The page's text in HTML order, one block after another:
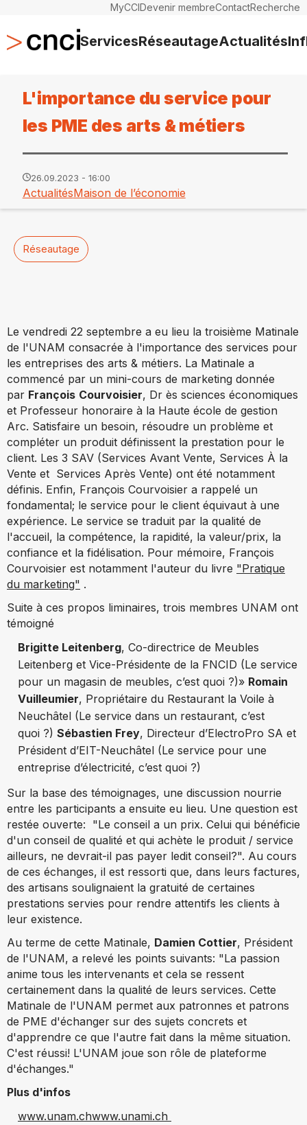
MyCCIDevenir membreContactRecherche
ServicesRéseautageActualités
L'importance du service pour
les PME des arts & métiers
26.09.2023 - 16:00
ActualitésMaison de l’économie
Réseautage
Le vendredi 22 septembre a eu lieu la troisième Matinale
de l'UNAM consacrée à l'importance des services pour
les entreprises des arts & métiers. La Matinale a
commencé par un mini-cours de marketing donnée
par François Courvoisier, Dr ès sciences économiques
et Professeur honoraire à la Haute école de gestion
Arc. Satisfaire un besoin, résoudre un problème et
compléter un produit définissent la prestation pour le
client. Les 3 SAV (Services Avant Vente, Services À la
Vente et Services Après Vente) ont été notamment
définis. Enfin, François Courvoisier a rappelé un
fondamental; le service pour le client équivaut à une
expérience. Le service se traduit par la qualité de
l'accueil, la compétence, la rapidité, la valeur/prix, la
confiance et la fidélisation. Pour mémoire, François
Courvoisier est notamment l'auteur du livre "Pratique
du marketing" .
Suite à ces propos liminaires, trois membres UNAM ont
témoigné
Brigitte Leitenberg, Co-directrice de Meubles
Leitenberg et Vice-Présidente de la FNCID (Le service
pour un magasin de meubles, c’est quoi ?)» Romain
Vuilleumier, Propriétaire du Restaurant la Voile à
Neuchâtel (Le service dans un restaurant, c’est
quoi ?) Sébastien Frey, Directeur d’ElectroPro SA et
Président d’EIT-Neuchâtel (Le service pour une
entreprise d’électricité, c’est quoi ?)
Sur la base des témoignages, une discussion nourrie
entre les participants a ensuite eu lieu. Une question est
restée ouverte: "Le conseil a un prix. Celui qui bénéficie
d'un conseil de qualité et qui achète le produit / service
ailleurs, ne devrait-il pas payer ledit conseil?". Au cours
de ces échanges, il est ressorti que, dans leurs factures,
des artisans soulignaient la gratuité de certaines
prestations servies pour rendre attentifs les clients à
leur existence.
Au terme de cette Matinale, Damien Cottier, Président
de l'UNAM, a relevé les points suivants: "La passion
anime tous les intervenants et cela se ressent
certainement dans la qualité de leurs services. Cette
Matinale de l'UNAM permet aux patronnes et patrons
de PME d'échanger sur des sujets concrets et
d'apprendre ce que l'autre fait dans la même situation.
C'est réussi! L'UNAM joue son rôle de plateforme
d'échanges."
Plus d'infos
www.unam.chwww.unami.ch